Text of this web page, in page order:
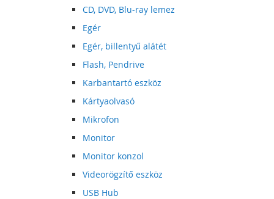
CD, DVD, Blu-ray lemez
Egér
Egér, billentyű alátét
Flash, Pendrive
Karbantartó eszköz
Kártyaolvasó
Mikrofon
Monitor
Monitor konzol
Videorögzítő eszköz
USB Hub